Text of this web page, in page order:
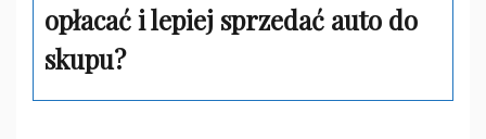
opłacać i lepiej sprzedać auto do
skupu?